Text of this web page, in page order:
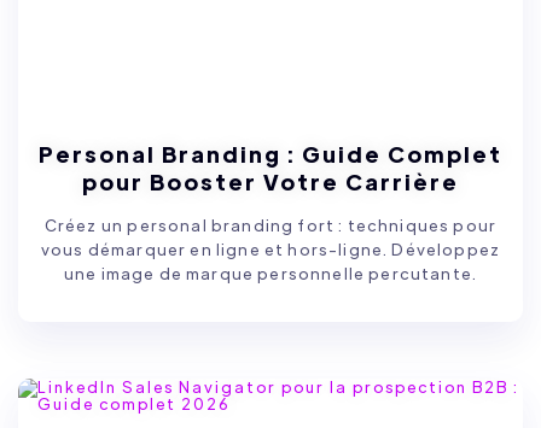
Personal Branding : Guide Complet
pour Booster Votre Carrière
Créez un personal branding fort : techniques pour
vous démarquer en ligne et hors-ligne. Développez
une image de marque personnelle percutante.